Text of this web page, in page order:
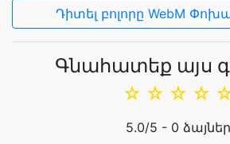
Դիտել բոլորը WebM
Գնահատեք այս
☆
☆
☆
☆
5.0/5 - 0 ձայներ